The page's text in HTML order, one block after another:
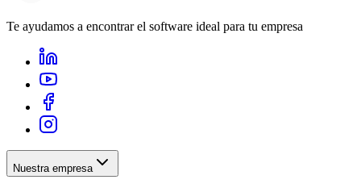
Te ayudamos a encontrar el software ideal para tu empresa
Nuestra empresa